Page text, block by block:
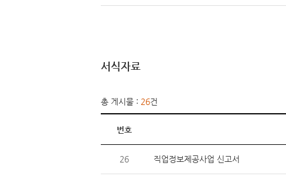
서식자료
총 게시물 : 26건
번호
26 직업정보제공사업 신고서